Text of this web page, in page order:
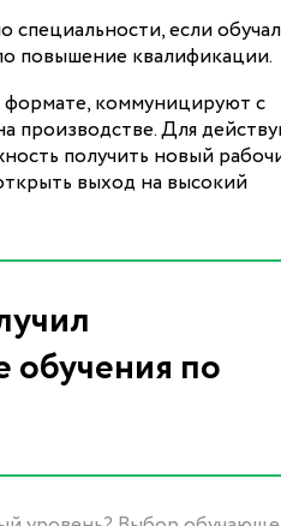
если
повышение квалификации.
формате, коммуницируют с
производстве. Для
получить новый
выход на высокий
по